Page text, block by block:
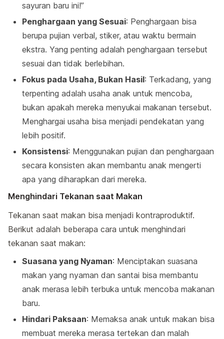
sayuran baru ini!”
Penghargaan yang Sesuai: Penghargaan bisa
berupa pujian verbal, stiker, atau waktu bermain
ekstra. Yang penting adalah penghargaan tersebut
sesuai dan tidak berlebihan.
Fokus pada Usaha, Bukan Hasil: Terkadang, yang
terpenting adalah usaha anak untuk mencoba,
bukan apakah mereka menyukai makanan tersebut.
Menghargai usaha bisa menjadi pendekatan yang
lebih positif.
Konsistensi: Menggunakan pujian dan penghargaan
secara konsisten akan membantu anak mengerti
apa yang diharapkan dari mereka.
Menghindari Tekanan saat Makan
Tekanan saat makan bisa menjadi kontraproduktif.
Berikut adalah beberapa cara untuk menghindari
tekanan saat makan:
Suasana yang Nyaman: Menciptakan suasana
makan yang nyaman dan santai bisa membantu
anak merasa lebih terbuka untuk mencoba makanan
baru.
Hindari Paksaan: Memaksa anak untuk makan bisa
membuat mereka merasa tertekan dan malah